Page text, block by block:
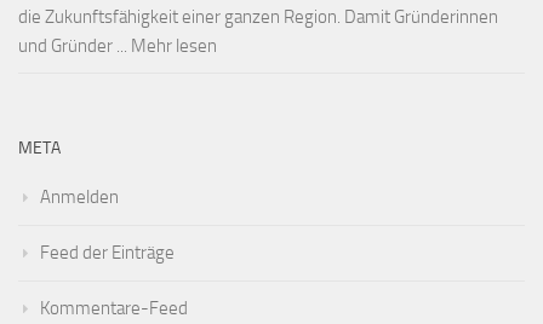
die Zukunftsfähigkeit einer ganzen Region. Damit Gründerinnen
und Gründer ... Mehr lesen
META
Anmelden
Feed der Einträge
Kommentare-Feed